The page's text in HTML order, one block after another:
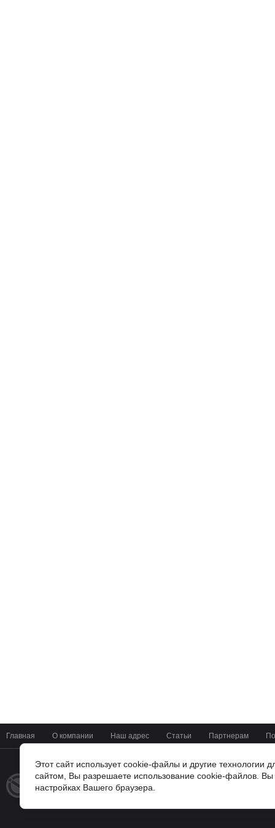
Главная О компании Наш адрес Статьи Партнерам
© 2014 - 2026
Мир Цифровых Систем
+7(4722) 37-42-01
Этот сайт использует cookie-файлы и другие технологии
сайтом, Вы разрешаете использование cookie-файлов.
настройках Вашего браузера.